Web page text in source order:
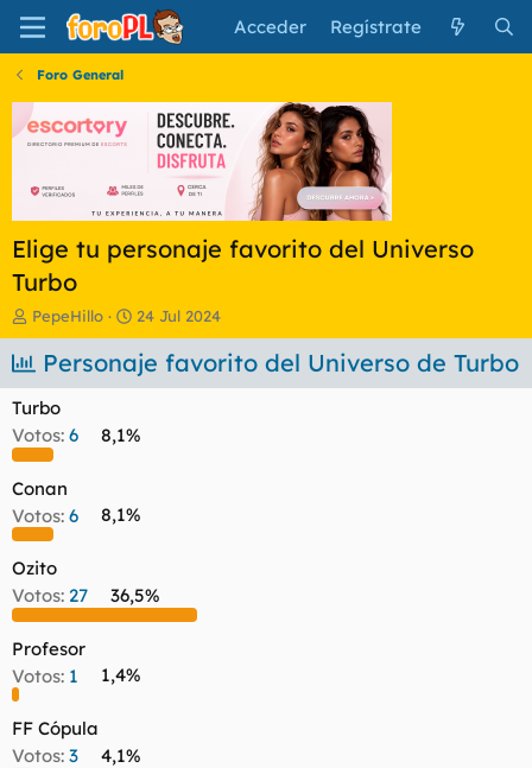
Acceder Regístrate
Foro General
Elige tu personaje favorito del Universo
Turbo
I
n
i
c
d
o
r
d
e
t
e
m
PepeHillo
F
e
c
h
e
i
c
24 Jul 2024
Personaje favorito del Universo de Turbo
Turbo
Votos: 6 8,1%
Conan
Votos: 6 8,1%
Ozito
Votos: 27 36,5%
Profesor
Votos: 1 1,4%
FF Cópula
Votos: 3 4,1%